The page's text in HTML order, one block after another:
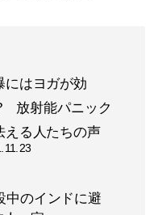
にはヨガが効
放射能パニック
える人たちの声
中のインドに避